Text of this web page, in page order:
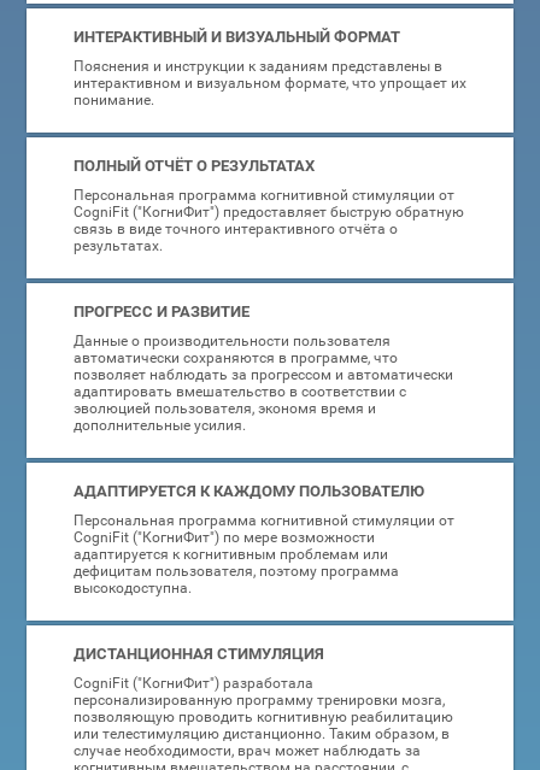
ИНТЕРАКТИВНЫЙ И ВИЗУАЛЬНЫЙ ФОРМАТ
Пояснения и инструкции к заданиям представлены в
интерактивном и визуальном формате, что упрощает их
понимание.
ПОЛНЫЙ ОТЧЁТ О РЕЗУЛЬТАТАХ
Персональная программа когнитивной стимуляции от
CogniFit ("КогниФит") предоставляет быструю обратную
связь в виде точного интерактивного отчёта о
результатах.
ПРОГРЕСС И РАЗВИТИЕ
Данные о производительности пользователя
автоматически сохраняются в программе, что
позволяет наблюдать за прогрессом и автоматически
адаптировать вмешательство в соответствии с
эволюцией пользователя, экономя время и
дополнительные усилия.
АДАПТИРУЕТСЯ К КАЖДОМУ ПОЛЬЗОВАТЕЛЮ
Персональная программа когнитивной стимуляции от
CogniFit ("КогниФит") по мере возможности
адаптируется к когнитивным проблемам или
дефицитам пользователя, поэтому программа
высокодоступна.
ДИСТАНЦИОННАЯ СТИМУЛЯЦИЯ
CogniFit ("КогниФит") разработала
персонализированную программу тренировки мозга,
позволяющую проводить когнитивную реабилитацию
или телестимуляцию дистанционно. Таким образом, в
случае необходимости, врач может наблюдать за